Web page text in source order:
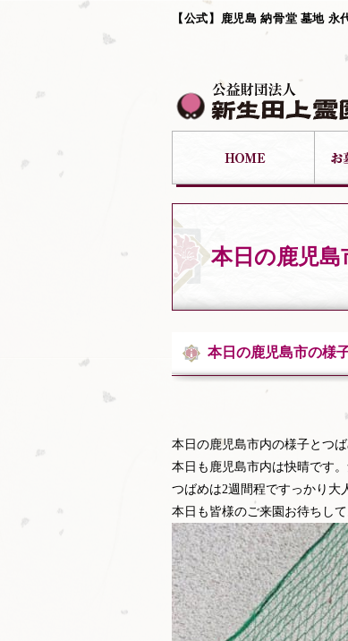
【公式】鹿児島 納骨堂 墓地
本日の鹿児
本日の鹿児島市の様
本日の鹿児島市内の様子とつば
本日も鹿児島市内は快晴です
つばめは2週間程ですっかり大
本日も皆様のご来園お待ちして